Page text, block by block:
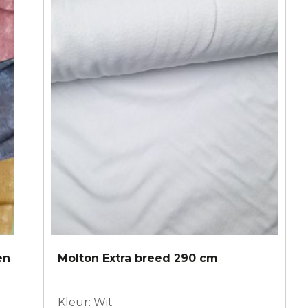
Molton Extra breed 290 cm
Kleur: Wit